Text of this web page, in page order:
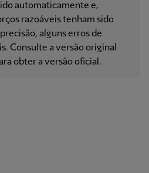
automaticamente e,
razoáveis ​​tenham sido
alguns erros de
Consulte a versão original
obter a versão oficial.